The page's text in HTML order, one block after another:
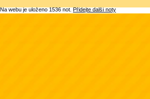
Na webu je uloženo 1536 not. Přidejte další noty